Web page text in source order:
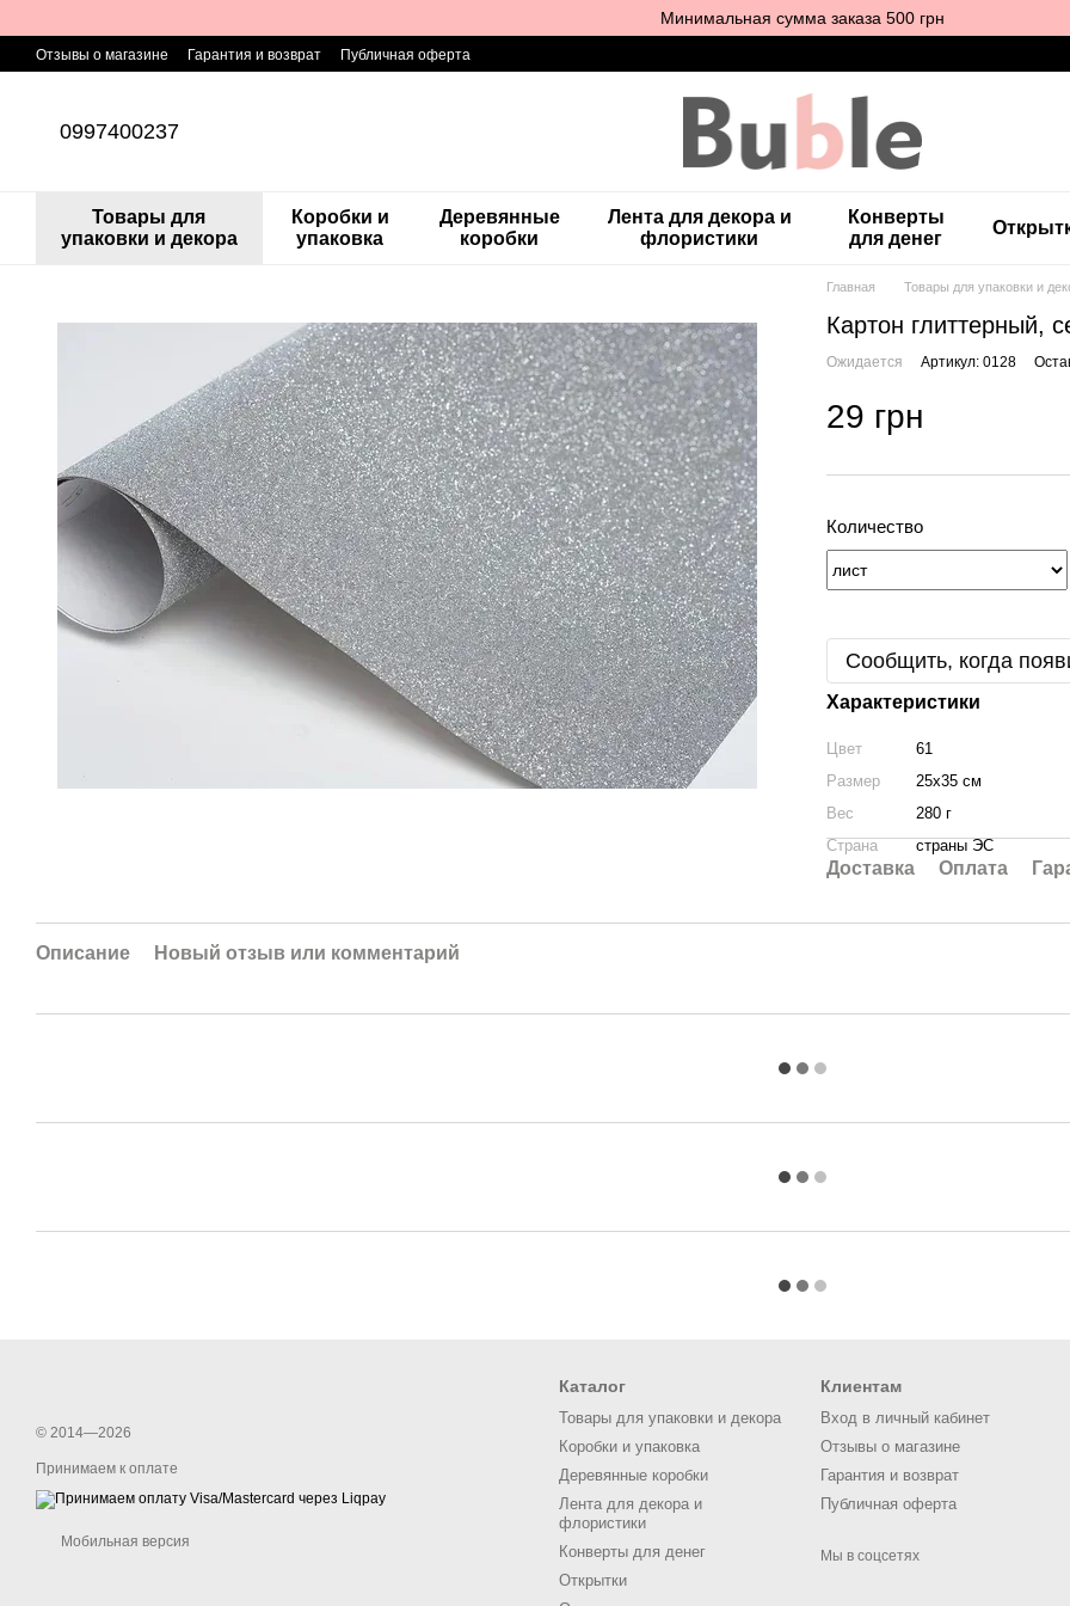
Минимальная сумма заказа 500 грн
Отзывы о магазине Гарантия и возврат Публичная оферта
0997400237
Товары для
упаковки и декора
Коробки и
упаковка
Деревянные
коробки
Лента для декора и
флористики
Конверты
для денег
Главная Товары для упаковки и
Картон глиттерный,
Ожидается Артикул: 0128
29 грн
Количество
Сообщить, когда
Характеристики
Цвет
61
Размер
25х35 см
Вес
280 г
Страна
страны ЭС
Доставка Оплата
Описание Новый отзыв или комментарий
© 2014—2026
Принимаем к оплате
Мобильная версия
Каталог
Товары для упаковки и декора
Коробки и упаковка
Деревянные коробки
Лента для декора и
флористики
Конверты для денег
Открытки
Клиентам
Вход в личный кабинет
Отзывы о магазине
Гарантия и возврат
Публичная оферта
Мы в соцсетях